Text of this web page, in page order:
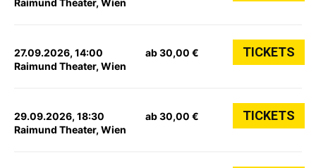
Raimund Theater, Wien
27.09.2026, 14:00
Raimund Theater, Wien
ab 30,00 € TICKETS
29.09.2026, 18:30
Raimund Theater, Wien
ab 30,00 € TICKETS